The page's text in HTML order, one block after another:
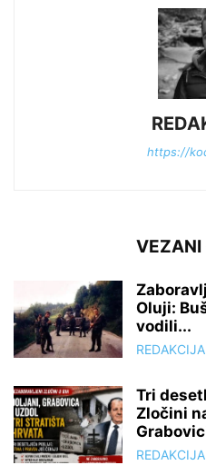
https://
VEZANI
Oluji:
vodili...
REDAKCIJA
Tri
Zločini
REDAKCIJA